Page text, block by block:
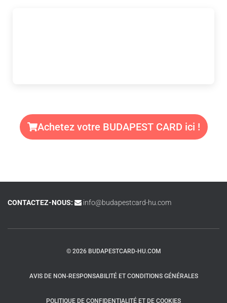
Achetez votre BUDAPEST CARD ici !
CONTACTEZ-NOUS: info@budapestcard-hu.com
© 2026 BUDAPESTCARD-HU.COM
AVIS DE NON-RESPONSABILITÉ ET CONDITIONS GÉNÉRALES
POLITIQUE DE CONFIDENTIALITÉ ET DE COOKIES